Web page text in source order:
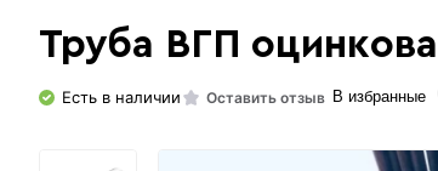
Труба ВГП
Есть в наличии Оставить отзыв В избранные